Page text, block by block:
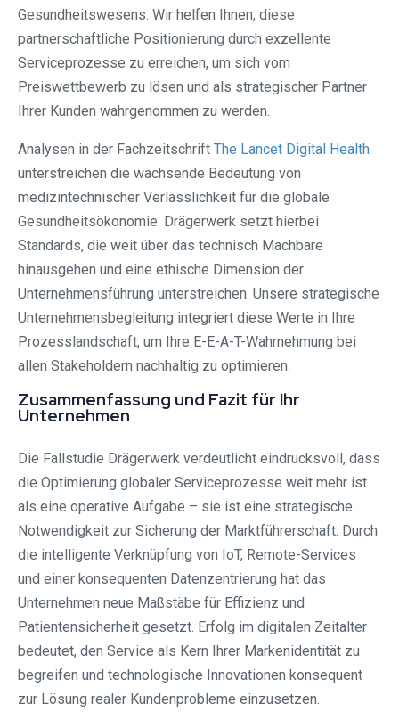
Gesundheitswesens. Wir helfen Ihnen, diese
partnerschaftliche Positionierung durch exzellente
Serviceprozesse zu erreichen, um sich vom
Preiswettbewerb zu lösen und als strategischer Partner
Ihrer Kunden wahrgenommen zu werden.
Analysen in der Fachzeitschrift The Lancet Digital Health
unterstreichen die wachsende Bedeutung von
medizintechnischer Verlässlichkeit für die globale
Gesundheitsökonomie. Drägerwerk setzt hierbei
Standards, die weit über das technisch Machbare
hinausgehen und eine ethische Dimension der
Unternehmensführung unterstreichen. Unsere strategische
Unternehmensbegleitung integriert diese Werte in Ihre
Prozesslandschaft, um Ihre E-E-A-T-Wahrnehmung bei
allen Stakeholdern nachhaltig zu optimieren.
Zusammenfassung und Fazit für Ihr
Unternehmen
Die Fallstudie Drägerwerk verdeutlicht eindrucksvoll, dass
die Optimierung globaler Serviceprozesse weit mehr ist
als eine operative Aufgabe – sie ist eine strategische
Notwendigkeit zur Sicherung der Marktführerschaft. Durch
die intelligente Verknüpfung von IoT, Remote-Services
und einer konsequenten Datenzentrierung hat das
Unternehmen neue Maßstäbe für Effizienz und
Patientensicherheit gesetzt. Erfolg im digitalen Zeitalter
bedeutet, den Service als Kern Ihrer Markenidentität zu
begreifen und technologische Innovationen konsequent
zur Lösung realer Kundenprobleme einzusetzen.